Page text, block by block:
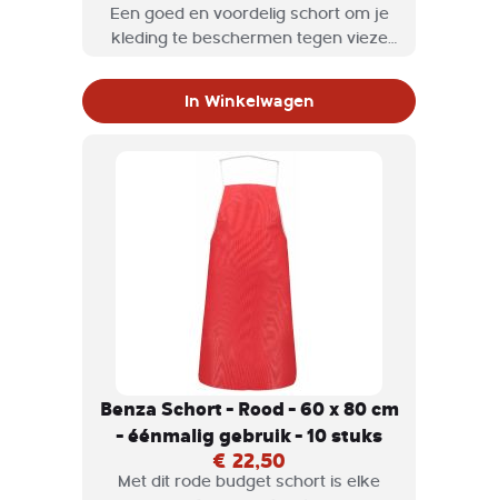
Een goed en voordelig schort om je
kleding te beschermen tegen vieze
In Winkelwagen
Benza Schort - Rood - 60 x 80 cm
- éénmalig gebruik - 10 stuks
€ 22,50
Met dit rode budget schort is elke